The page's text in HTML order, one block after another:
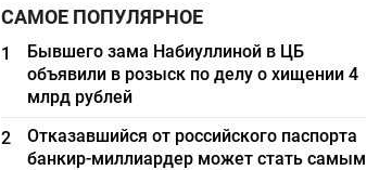
САМОЕ ПОПУЛЯРНОЕ
1
Бывшего зама Набиуллиной в ЦБ
объявили в розыск по делу о хищении 4
млрд рублей
2
Отказавшийся от российского паспорта
банкир-миллиардер может стать самым